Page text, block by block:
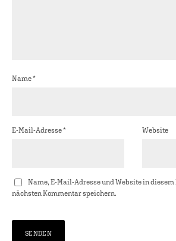
Name*
E-Mail-Adresse* Website
Name, E-Mail-Adresse und Website in
nächsten Kommentar speichern.